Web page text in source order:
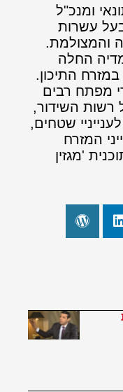
ומנכ"ל
עשרות
והמצולמת.
החלה
התיכון.
מפתח רבים
רשות השידור,
שטחים,
המזרח
'מגזין